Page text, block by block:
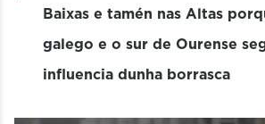
Baixas e tamén nas Altas
galego e o sur de Ourense
influencia dunha borrasca